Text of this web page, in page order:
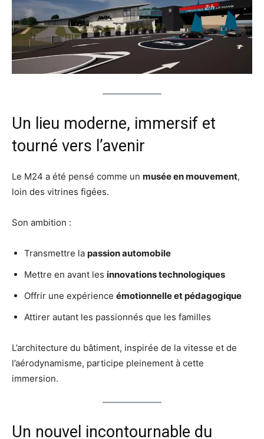
Un lieu moderne, immersif et
tourné vers l’avenir
Le M24 a été pensé comme un musée en mouvement,
loin des vitrines figées.
Son ambition :
Transmettre la passion automobile
Mettre en avant les innovations technologiques
Offrir une expérience émotionnelle et pédagogique
Attirer autant les passionnés que les familles
L’architecture du bâtiment, inspirée de la vitesse et de
l’aérodynamisme, participe pleinement à cette
immersion.
Un nouvel incontournable du